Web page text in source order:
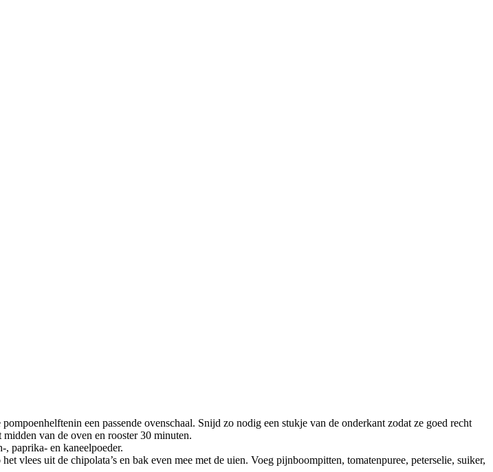
een passende ovenschaal. Snijd zo nodig een stukje van de onderkant zodat ze goed recht
van de oven en rooster 30 minuten.
paprika- en kaneelpoeder.
vlees uit de chipolata’s en bak even mee met de uien. Voeg pijnboompitten, tomatenpuree, peterselie, suiker,